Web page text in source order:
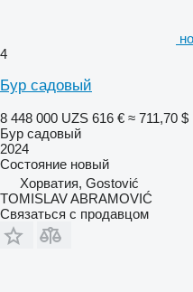
4
Бур садовый
8 448 000 UZS 616 € ≈ 711,70 $
Бур садовый
2024
Состояние новый
Хорватия, Gostović
TOMISLAV ABRAMOVIĆ
Связаться с продавцом